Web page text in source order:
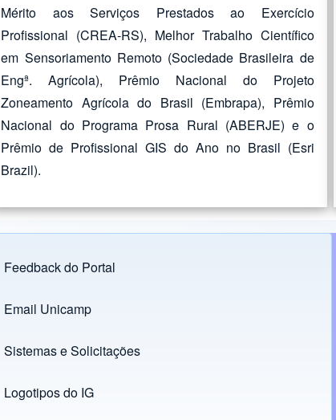
Mérito aos Serviços Prestados ao Exercício
Profissional (CREA-RS), Melhor Trabalho Científico
em Sensoriamento Remoto (Sociedade Brasileira de
Engª. Agrícola), Prêmio Nacional do Projeto
Zoneamento Agrícola do Brasil (Embrapa), Prêmio
Nacional do Programa Prosa Rural (ABERJE) e o
Prêmio de Profissional GIS do Ano no Brasil (Esri
Brazil).
Footer menu
Feedback do Portal
Links
Email Unicamp
(opens in new tab)
Sistemas e Solicitações
(opens in new tab)
Logotipos do IG
(opens in new tab)